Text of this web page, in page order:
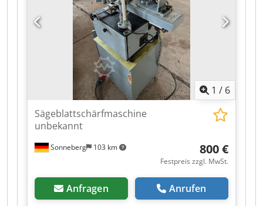
1 / 6
Sonneberg 103 km
Sägeblattschärfmaschine
unbekannt
800 €
Festpreis zzgl. MwSt.
Anfragen Anrufen